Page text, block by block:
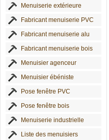
Menuiserie extérieure
Fabricant menuiserie PVC
Fabricant menuiserie alu
Fabricant menuiserie bois
Menuisier agenceur
Menuisier ébéniste
Pose fenêtre PVC
Pose fenêtre bois
Menuiserie industrielle
Liste des menuisiers